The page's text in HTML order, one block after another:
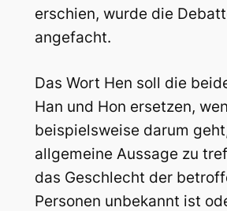
erschien, wurde die
angefacht.
Das Wort Hen soll die
Han und Hon ersetzen,
beispielsweise darum
allgemeine Aussage zu
das Geschlecht der
Personen unbekannt ist